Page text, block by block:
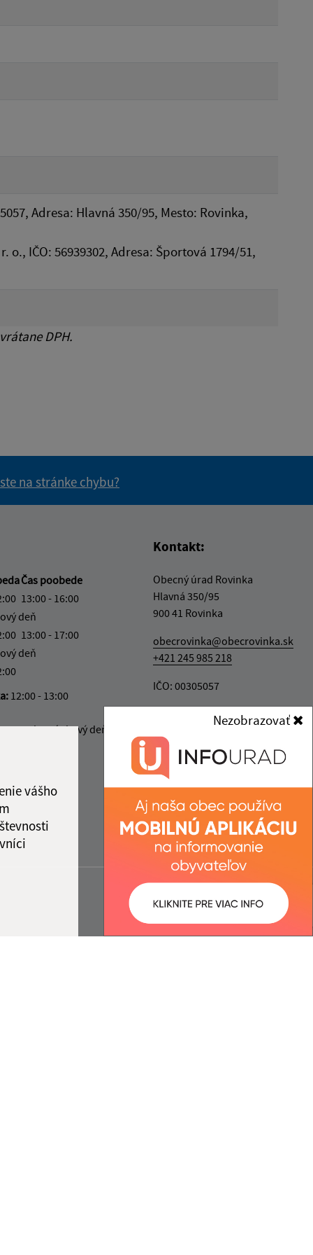
vášho
Nezobrazovať
Adresa: Hlavná 350/95, Mesto: Rovinka,
o., IČO: 56939302, Adresa: Športová 1794/51,
DPH.
na stránke chybu?
Čas poobede
13:00 - 16:00
deň
13:00 - 17:00
deň
12:00 - 13:00
piatok stránkový deň.
Kontakt:
Obecný úrad Rovinka
Hlavná 350/95
900 41 Rovinka
obecrovinka@obecrovinka.sk
+421 245 985 218
IČO: 00305057